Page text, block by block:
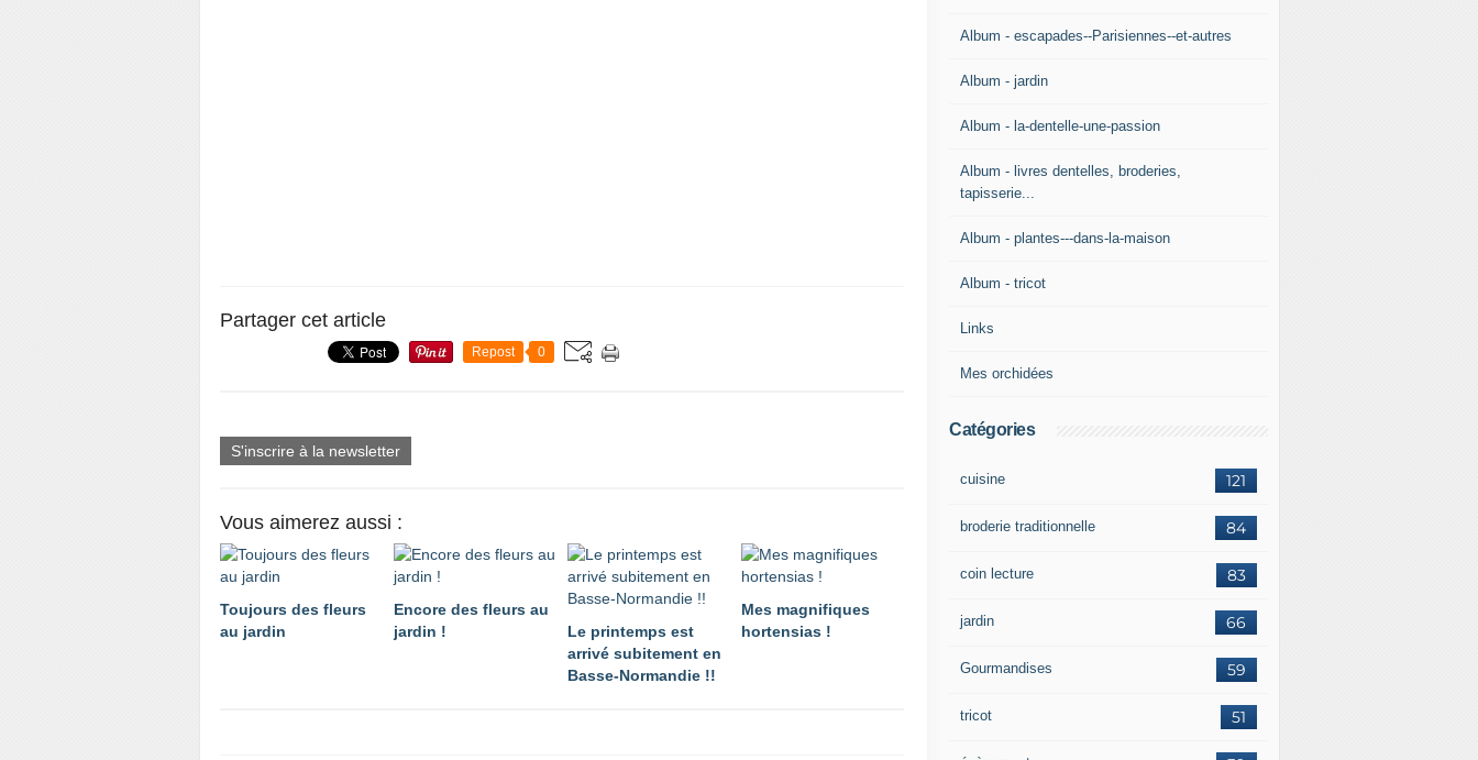
Partager cet article
Repost 0
S'inscrire à la newsletter
Vous aimerez aussi :
Toujours des fleurs
au jardin
Encore des fleurs au
jardin !
Le printemps est
arrivé subitement en
Basse-Normandie !!
Mes magnifiques
hortensias !
Album - escapades--Parisiennes--et-autres
Album - jardin
Album - la-dentelle-une-passion
Album - livres dentelles, broderies,
tapisserie...
Album - plantes---dans-la-maison
Album - tricot
Links
Mes orchidées
Catégories
121
cuisine
84
broderie traditionnelle
83
coin lecture
66
jardin
59
Gourmandises
51
tricot